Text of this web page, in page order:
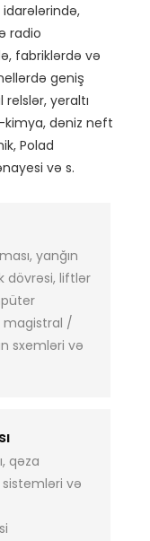
radio
fabriklərdə və
geniş
yeraltı
kimya, dəniz neft
Polad
və s.
yanğın
dövrəsi, liftlər
magistral /
sxemləri və
qəza
sistemləri və